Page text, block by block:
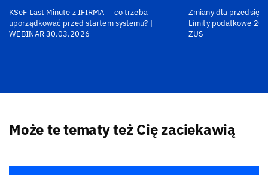
KSeF Last Minute z IFIRMA — co trzeba
uporządkować przed startem systemu? |
WEBINAR 30.03.2026
Zmiany dla
Limity podatkowe
ZUS
Może te tematy też Cię zaciekawią